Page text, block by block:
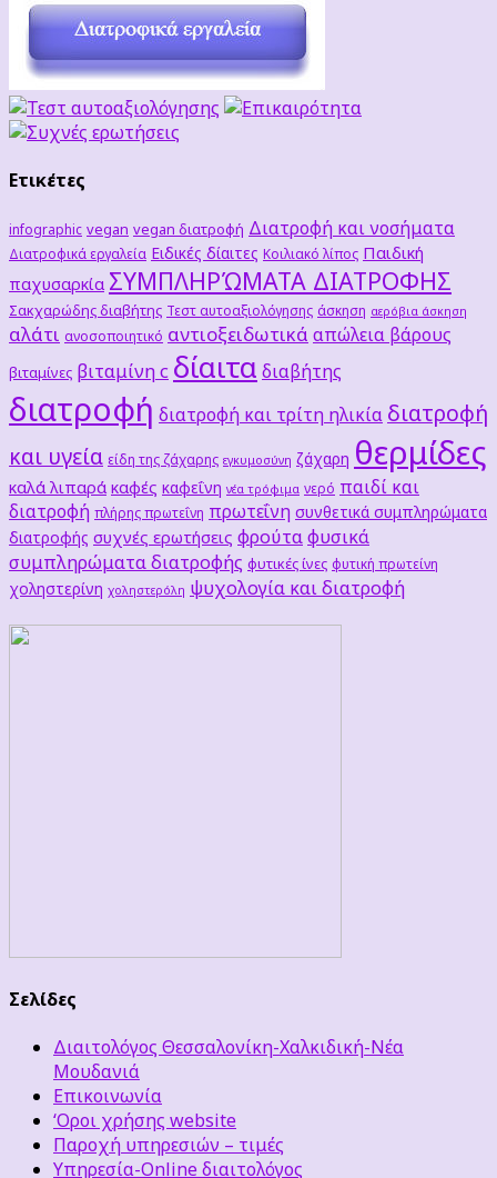
Ετικέτες
infographic vegan vegan διατροφή Διατροφή και νοσήματα
Διατροφικά εργαλεία Ειδικές δίαιτες Κοιλιακό λίπος Παιδική
παχυσαρκία ΣΥΜΠΛΗΡΏΜΑΤΑ ΔΙΑΤΡΟΦΗΣ
Σακχαρώδης διαβήτης Τεστ αυτοαξιολόγησης άσκηση αερόβια άσκηση
αλάτι ανοσοποιητικό αντιοξειδωτικά απώλεια βάρους
βιταμίνες βιταμίνη c δίαιτα διαβήτης
διατροφή διατροφή και τρίτη ηλικία διατροφή
και υγεία είδη της ζάχαρης εγκυμοσύνη ζάχαρη θερμίδες
καλά λιπαρά καφές καφεΐνη νέα τρόφιμα νερό παιδί και
διατροφή πλήρης πρωτεΐνη πρωτεΐνη συνθετικά συμπληρώματα
διατροφής συχνές ερωτήσεις φρούταφυσικά
συμπληρώματα διατροφής φυτικές ίνες φυτική πρωτείνη
χοληστερίνη χοληστερόλη ψυχολογία και διατροφή
Σελίδες
Διαιτολόγος Θεσσαλονίκη-Χαλκιδική-Νέα
Μουδανιά
Επικοινωνία
‘Οροι χρήσης website
Παροχή υπηρεσιών – τιμές
Υπηρεσία-Online διαιτολόγος